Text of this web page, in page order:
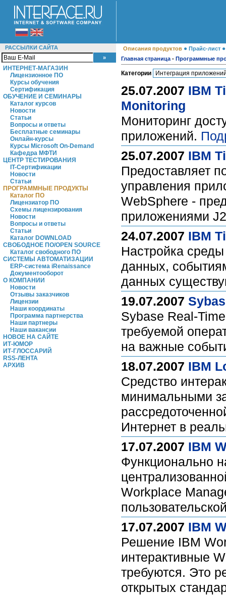
РАССЫЛКИ САЙТА
ИНТЕРНЕТ-МАГАЗИН
Лицензионное ПО
Курсы обучения
Сертификация
ОБУЧЕНИЕ И СЕМИНАРЫ
Каталог курсов
Новости
Статьи
Вопросы и ответы
Бесплатные семинары
Онлайн-курсы
Курсы Microsoft On-Demand
Кафедра МФТИ
ЦЕНТР ТЕСТИРОВАНИЯ
IT-Сертификации
Новости
Статьи
ПРОГРАММНЫЕ ПРОДУКТЫ
Каталог ПО
Лицензиатор ПО
Схемы лицензирования
Новости
Вопросы и ответы
Статьи
Каталог DOWNLOAD
СВОБОДНОЕ ПО/OPEN SOURCE
Каталог свободного ПО
СИСТЕМЫ АВТОМАТИЗАЦИИ
ERP-система iRenaissance
Документооборот
О КОМПАНИИ
Новости
Отзывы заказчиков
Лицензии
Наши координаты
Программа партнерства
Наши партнеры
Наши вакансии
НОВОЕ НА САЙТЕ
ИТ-ЮМОР
ИТ-ГЛОССАРИЙ
RSS-ЛЕНТА
АРХИВ
Описания продуктов ● Прайс-лист
Главная страница - Программные
Категории
25.07.2007 IBM
Monitoring
Мониторинг
приложений.
25.07.2007 IBM
Предоставляет
управления
WebSphere -
приложениями
24.07.2007 IBM
Настройка
данных,
данных
19.07.2007
Sybase Real-
требуемой
на важные
18.07.2007 IBM
Средство
минимальными
Интернет в
17.07.2007 IBM
Функционально
Workplace
17.07.2007 IBM
Решение IBM
интерактивные
требуются. Это
открытых